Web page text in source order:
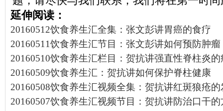
延伸阅读：
20160512饮食养生汇全集：张文彭讲胃癌的食疗
20160511饮食养生汇节目：张文彭讲如何预防肿瘤
20160510饮食养生汇栏目：贺抗讲强直性脊柱炎的
20160509饮食养生汇：贺抗讲如何保护脊柱健康
20160508饮食养生汇视频全集：贺抗讲红斑狼疮
20160507饮食养生汇视频节目：贺抗讲防治口干的